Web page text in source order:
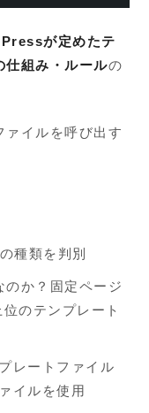
が定めたテ
仕組み・ルールの
ァイルを呼び出す
種類を判別
か？固定ページ
のテンプレート
レートファイル
イルを使用